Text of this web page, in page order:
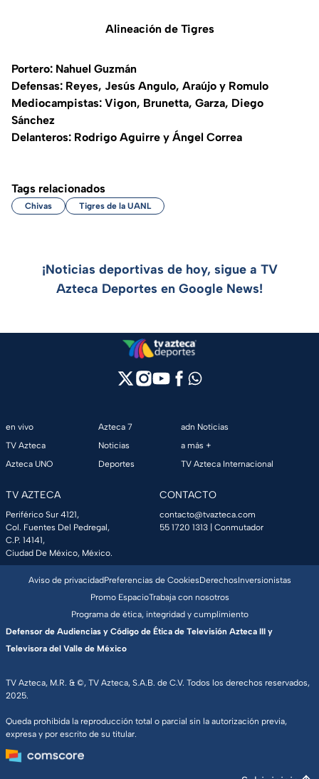
Alineación de Tigres
Portero: Nahuel Guzmán
Defensas: Reyes, Jesús Angulo, Araújo y Romulo
Mediocampistas: Vigon, Brunetta, Garza, Diego
Sánchez
Delanteros: Rodrigo Aguirre y Ángel Correa
Tags relacionados
Chivas Tigres de la UANL
¡Noticias deportivas de hoy, sigue a TV
Azteca Deportes en Google News!
en vivo
TV Azteca
Azteca UNO
Azteca 7
Noticias
Deportes
adn Noticias
a más +
TV Azteca Internacional
TV AZTECA
Periférico Sur 4121,
Col. Fuentes Del Pedregal,
C.P. 14141,
Ciudad De México, México.
CONTACTO
contacto@tvazteca.com
55 1720 1313 | Conmutador
TV Azteca, M.R. & ©, TV Azteca, S.A.B. de C.V. Todos los derechos reservados,
2025.
Queda prohibida la reproducción total o parcial sin la autorización previa,
expresa y por escrito de su titular.
Aviso de privacidadPreferencias de CookiesDerechosInversionistas
Promo EspacioTrabaja con nosotros
Programa de ética, integridad y cumplimiento
Defensor de Audiencias y Código de Ética de Televisión Azteca III y
Televisora del Valle de México